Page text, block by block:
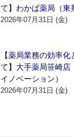
て】わかば薬局（東
2026年07月31日 (金)
【薬局業務の効率
て】大手薬局笹崎店
イノベーション）
2026年07月31日 (金)